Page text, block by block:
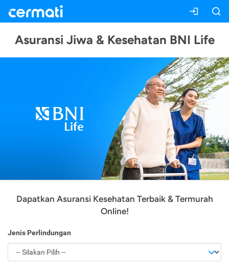
Asuransi Jiwa & Kesehatan BNI Life
Dapatkan Asuransi Kesehatan Terbaik & Termurah
Online!
Jenis Perlindungan